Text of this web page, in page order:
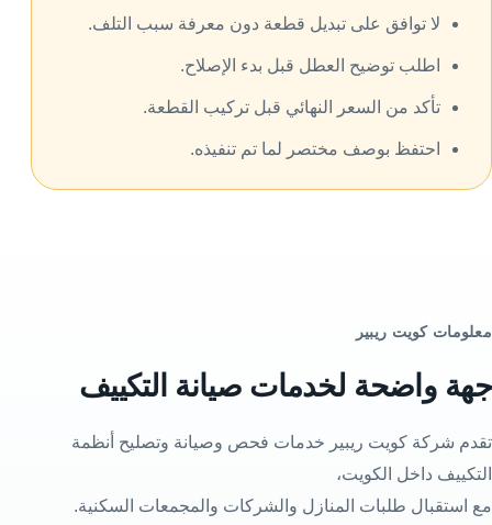
لا توافق على تبديل قطعة دون معرفة سبب التلف.
اطلب توضيح العطل قبل بدء الإصلاح.
تأكد من السعر النهائي قبل تركيب القطعة.
احتفظ بوصف مختصر لما تم تنفيذه.
معلومات كويت ريبير
جهة واضحة لخدمات صيانة التكييف
تقدم شركة كويت ريبير خدمات فحص وصيانة وتصليح أنظمة
التكييف داخل الكويت،
مع استقبال طلبات المنازل والشركات والمجمعات السكنية.